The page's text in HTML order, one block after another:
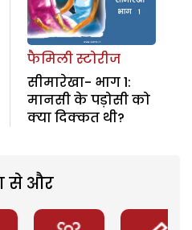
फैमिली स्टोरीज
सीमारेखा- भाग 1:
मानसी के पड़ोसी को
क्या दिक्कत थी?
से और